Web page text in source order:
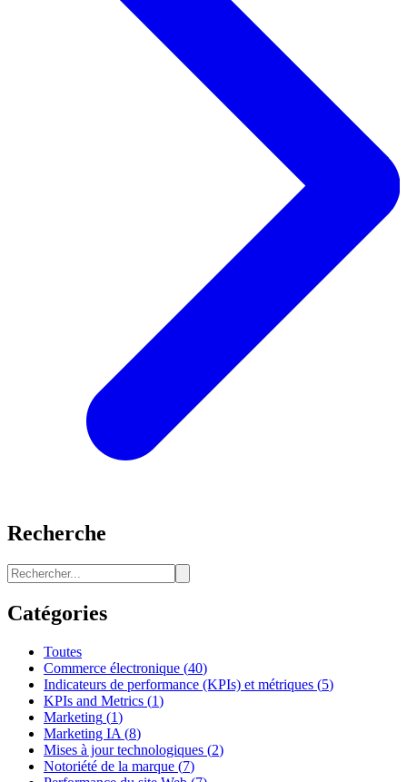
Recherche
Catégories
Toutes
Commerce électronique (40)
Indicateurs de performance (KPIs) et métriques (5)
KPIs and Metrics (1)
Marketing (1)
Marketing IA (8)
Mises à jour technologiques (2)
Notoriété de la marque (7)